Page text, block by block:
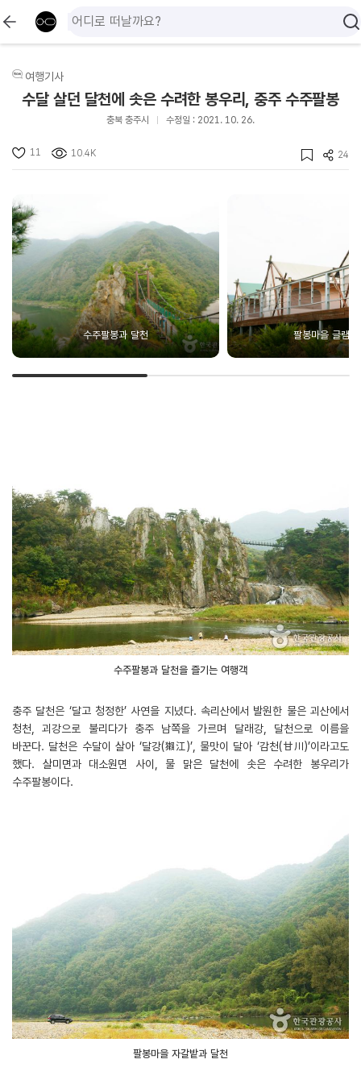
여행기사
수달 살던 달천에 솟은 수려한 봉우리, 충주 수주팔봉
충북 충주시 수정일 : 2021. 10. 26.
11 10.4K 24
수주팔봉과 달천 팔봉마을 글램핑
수주팔봉과 달천을 즐기는 여행객
충주 달천은 ‘달고 청정한’ 사연을 지녔다. 속리산에서 발원한 물은 괴산에서
청천, 괴강으로 불리다가 충주 남쪽을 가르며 달래강, 달천으로 이름을
바꾼다. 달천은 수달이 살아 ‘달강(獺江)’, 물맛이 달아 ‘감천(甘川)’이라고도
했다. 살미면과 대소원면 사이, 물 맑은 달천에 솟은 수려한 봉우리가
수주팔봉이다.
팔봉마을 자갈밭과 달천